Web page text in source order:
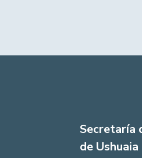
Secretaría
de Ushuaia